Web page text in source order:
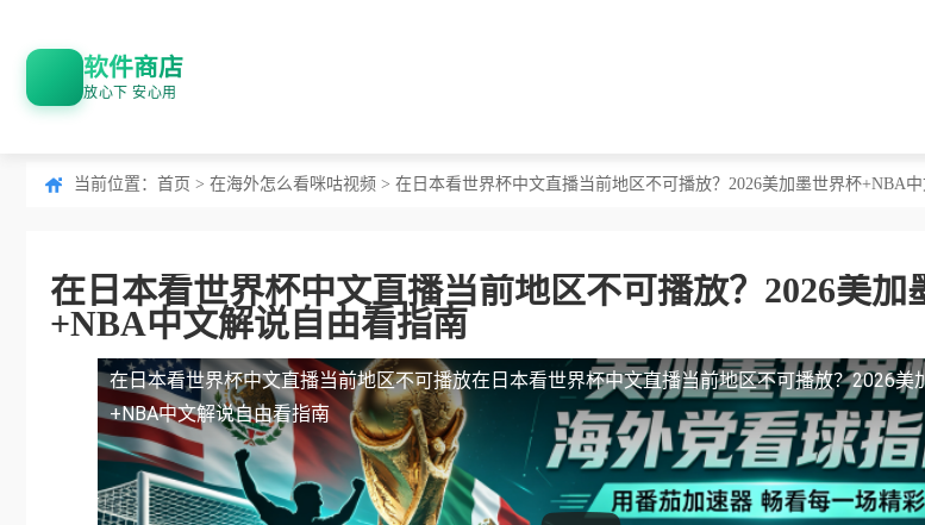
软件商店
放心下 安心用
当前位置： 首页 > 在海外怎么看咪咕视频 > 在日本看世界杯中文直播当前地区不可播放？2026美加墨世界杯+NBA
在日本看世界杯中文直播当前地区不可播放？2026美加
+NBA中文解说自由看指南
在日本看世界杯中文直播当前地区不可播放在日本看世界杯中文直播当前地区不可播放？2026美
+NBA中文解说自由看指南